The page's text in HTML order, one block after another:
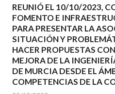
REUNIÓ EL 10/10/2023,
FOMENTO E
PARA PRESENTAR LA
SITUACIÓN Y
HACER PROPUESTAS
MEJORA DE LA
DE MURCIA DESDE EL
COMPETENCIAS DE LA